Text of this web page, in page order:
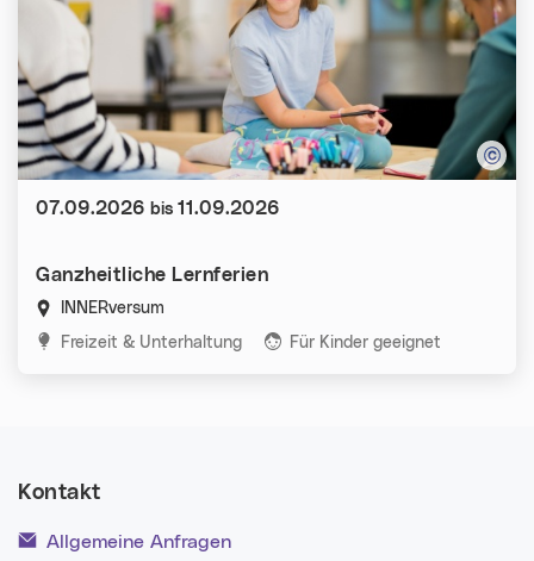
Ganzheitliche Lernferien
INNERversum
Kategorien:
Freizeit & Unterhaltung Für Kinder geeignet
Datum:
07.09.2026 bis 11.09.2026
Kontakt
Allgemeine Anfragen